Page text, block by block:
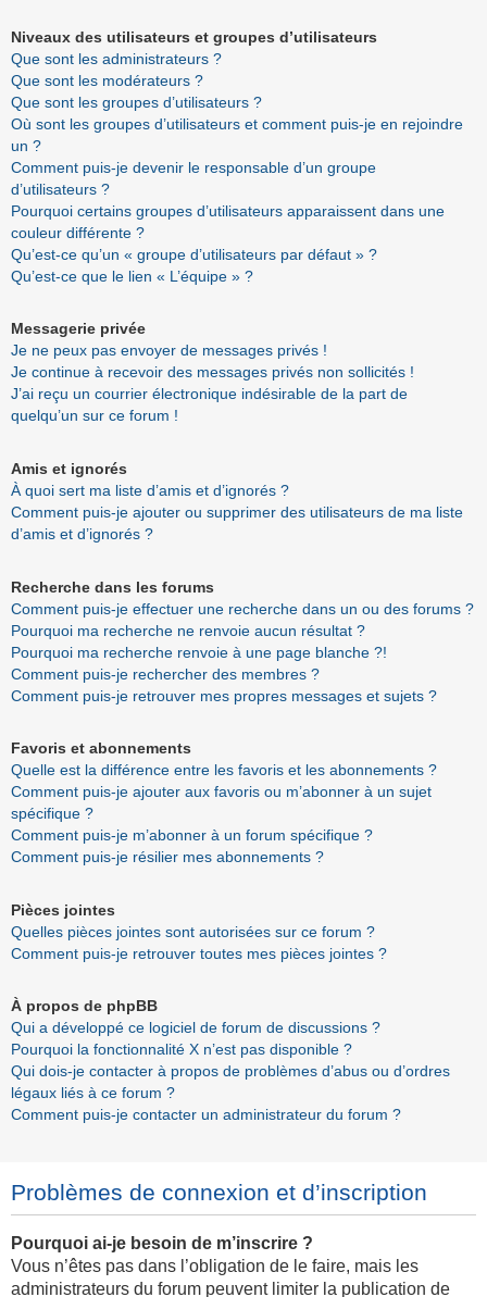
Niveaux des utilisateurs et groupes d’utilisateurs
Que sont les administrateurs ?
Que sont les modérateurs ?
Que sont les groupes d’utilisateurs ?
Où sont les groupes d’utilisateurs et comment puis-je en rejoindre
un ?
Comment puis-je devenir le responsable d’un groupe
d’utilisateurs ?
Pourquoi certains groupes d’utilisateurs apparaissent dans une
couleur différente ?
Qu’est-ce qu’un « groupe d’utilisateurs par défaut » ?
Qu’est-ce que le lien « L’équipe » ?
Messagerie privée
Je ne peux pas envoyer de messages privés !
Je continue à recevoir des messages privés non sollicités !
J’ai reçu un courrier électronique indésirable de la part de
quelqu’un sur ce forum !
Amis et ignorés
À quoi sert ma liste d’amis et d’ignorés ?
Comment puis-je ajouter ou supprimer des utilisateurs de ma liste
d’amis et d’ignorés ?
Recherche dans les forums
Comment puis-je effectuer une recherche dans un ou des forums ?
Pourquoi ma recherche ne renvoie aucun résultat ?
Pourquoi ma recherche renvoie à une page blanche ?!
Comment puis-je rechercher des membres ?
Comment puis-je retrouver mes propres messages et sujets ?
Favoris et abonnements
Quelle est la différence entre les favoris et les abonnements ?
Comment puis-je ajouter aux favoris ou m’abonner à un sujet
spécifique ?
Comment puis-je m’abonner à un forum spécifique ?
Comment puis-je résilier mes abonnements ?
Pièces jointes
Quelles pièces jointes sont autorisées sur ce forum ?
Comment puis-je retrouver toutes mes pièces jointes ?
À propos de phpBB
Qui a développé ce logiciel de forum de discussions ?
Pourquoi la fonctionnalité X n’est pas disponible ?
Qui dois-je contacter à propos de problèmes d’abus ou d’ordres
légaux liés à ce forum ?
Comment puis-je contacter un administrateur du forum ?
Problèmes de connexion et d’inscription
Pourquoi ai-je besoin de m’inscrire ?
Vous n’êtes pas dans l’obligation de le faire, mais les
administrateurs du forum peuvent limiter la publication de